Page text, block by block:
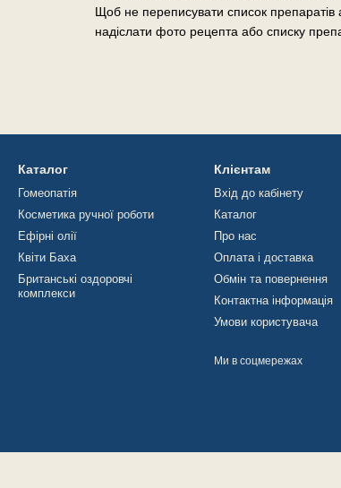
Щоб не переписувати список препаратів
надіслати фото рецепта або списку
Каталог
Гомеопатія
Косметика ручної роботи
Ефірні олії
Квіти Баха
Британські оздоровчі
комплекси
Клієнтам
Вхід до кабінету
Каталог
Про нас
Оплата і доставка
Обмін та повернення
Контактна інформація
Умови користувача
Ми в соцмережах